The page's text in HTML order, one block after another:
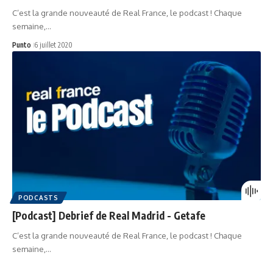
C’est la grande nouveauté de Real France, le podcast ! Chaque
semaine,…
Punto 6 juillet 2020
PODCASTS
[Podcast] Debrief de Real Madrid - Getafe
C’est la grande nouveauté de Real France, le podcast ! Chaque
semaine,…